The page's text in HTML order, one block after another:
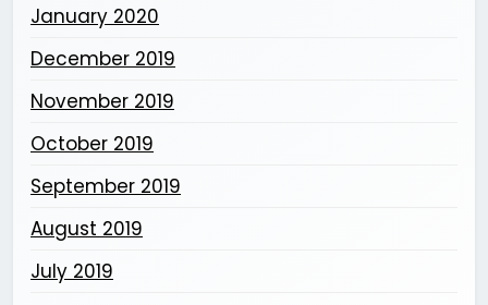
January 2020
December 2019
November 2019
October 2019
September 2019
August 2019
July 2019